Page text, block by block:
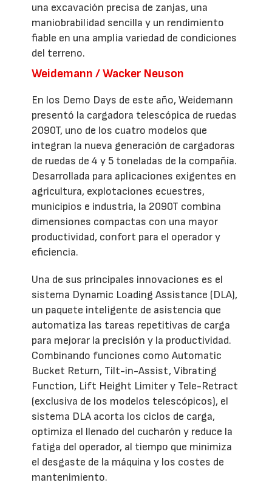
una excavación precisa de zanjas, una
maniobrabilidad sencilla y un rendimiento
fiable en una amplia variedad de condiciones
del terreno.
Weidemann / Wacker Neuson
En los Demo Days de este año, Weidemann
presentó la cargadora telescópica de ruedas
2090T, uno de los cuatro modelos que
integran la nueva generación de cargadoras
de ruedas de 4 y 5 toneladas de la compañía.
Desarrollada para aplicaciones exigentes en
agricultura, explotaciones ecuestres,
municipios e industria, la 2090T combina
dimensiones compactas con una mayor
productividad, confort para el operador y
eficiencia.
Una de sus principales innovaciones es el
sistema Dynamic Loading Assistance (DLA),
un paquete inteligente de asistencia que
automatiza las tareas repetitivas de carga
para mejorar la precisión y la productividad.
Combinando funciones como Automatic
Bucket Return, Tilt-in-Assist, Vibrating
Function, Lift Height Limiter y Tele-Retract
(exclusiva de los modelos telescópicos), el
sistema DLA acorta los ciclos de carga,
optimiza el llenado del cucharón y reduce la
fatiga del operador, al tiempo que minimiza
el desgaste de la máquina y los costes de
mantenimiento.